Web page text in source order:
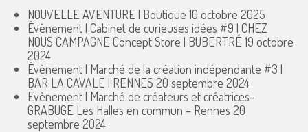
NOUVELLE AVENTURE | Boutique 10 octobre 2025
Évènement | Cabinet de curieuses idées #9 | CHEZ
NOUS CAMPAGNE Concept Store | BUBERTRÉ 19 octobre
2024
Évènement | Marché de la création indépendante #3 |
BAR LA CAVALE | RENNES 20 septembre 2024
Évènement | Marché de créateurs et créatrices-
GRABUGE Les Halles en commun – Rennes 20
septembre 2024